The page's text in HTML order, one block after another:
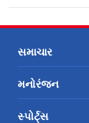
સમાચાર
મનોરંજન
સ્પોર્ટ્સ